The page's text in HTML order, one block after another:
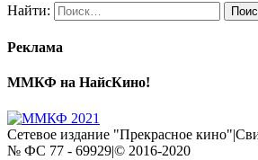
Найти:
Реклама
ММКФ на НайсКино!
Сетевое издание "Прекрасное
№ ФС 77 - 69929|© 2016-2020